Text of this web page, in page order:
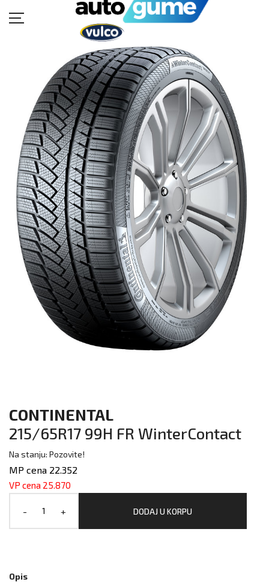
MOTO GUME
AUTO GUME
BUKVAR GUMA
KATALOZI
KONTAKT
CONTINENTAL
215/65R17 99H FR WinterContact
Na stanju: Pozovite!
MP cena 22.352
VP cena 25.870
- + DODAJ U KORPU
Opis